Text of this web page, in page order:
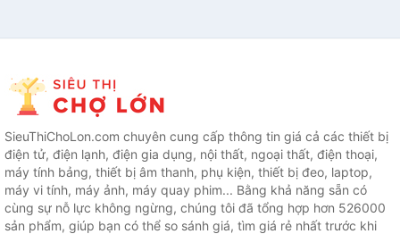
SieuThiChoLon.com chuyên cung cấp thông tin giá cả các thiết bị
điện tử, điện lạnh, điện gia dụng, nội thất, ngoại thất, điện thoại,
máy tính bảng, thiết bị âm thanh, phụ kiện, thiết bị đeo, laptop,
máy vi tính, máy ảnh, máy quay phim... Bằng khả năng sẵn có
cùng sự nỗ lực không ngừng, chúng tôi đã tổng hợp hơn 526000
sản phẩm, giúp bạn có thể so sánh giá, tìm giá rẻ nhất trước khi